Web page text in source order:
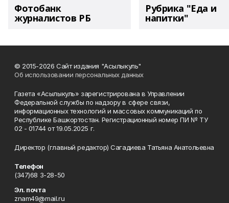
Фотобанк
журналистов РБ
Рубрика "Еда и
напитки"
© 2015-2026 Сайт издания "Асылыкуль"
Об использовании персональных данных
Газета «Асылыкуль» зарегистрирована в Управлении
Федеральной службы по надзору в сфере связи,
информационных технологий и массовых коммуникаций по
Республике Башкортостан. Регистрационный номер ПИ № ТУ
02 - 01744 от 19.05.2025 г.
Директор (главный редактор) Сагадиева Татьяна Анатольевна
Телефон
(347)68 3-28-50
Эл. почта
znam49@mail.ru